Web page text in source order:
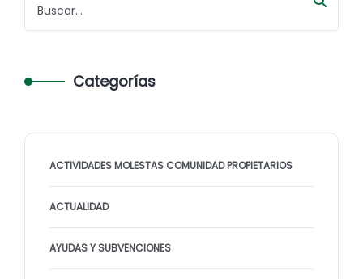
Categorías
ACTIVIDADES MOLESTAS COMUNIDAD PROPIETARIOS
ACTUALIDAD
AYUDAS Y SUBVENCIONES